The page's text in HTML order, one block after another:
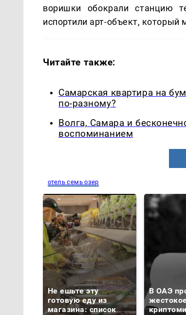
воришки обокрали станцию
испортили арт-объект,
Читайте также:
Самарская квартира на
по-разному?
Волга, Самара и
воспоминанием
отель семь озер
Не ешьте эту
готовую еду из
магазина: список
В ОАЭ